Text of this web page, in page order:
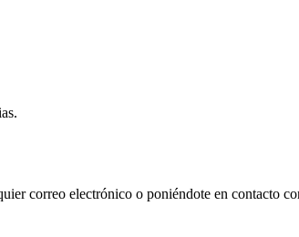
correo electrónico o poniéndote en contacto